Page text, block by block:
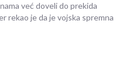
već doveli do prekida
rekao je da je vojska spremna